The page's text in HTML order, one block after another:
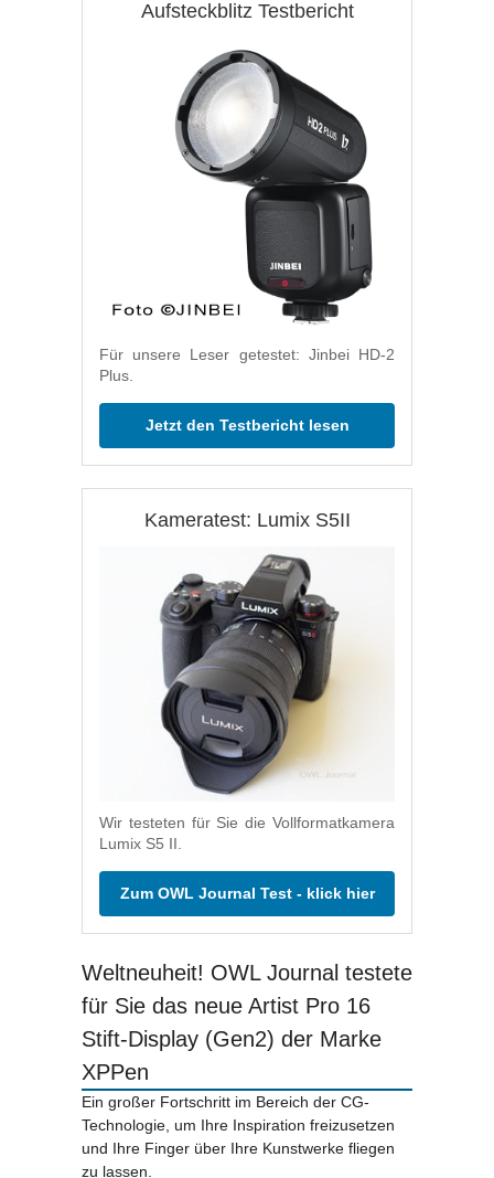
Aufsteckblitz Testbericht
Für unsere Leser getestet: Jinbei HD-2
Plus.
Jetzt den Testbericht lesen
Kameratest: Lumix S5II
Wir testeten für Sie die Vollformatkamera
Lumix S5 II.
Zum OWL Journal Test - klick hier
Weltneuheit! OWL Journal testete
für Sie das neue Artist Pro 16
Stift-Display (Gen2) der Marke
XPPen
Ein großer Fortschritt im Bereich der CG-
Technologie, um Ihre Inspiration freizusetzen
und Ihre Finger über Ihre Kunstwerke fliegen
zu lassen.